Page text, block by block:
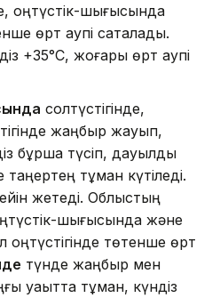
оңтүстік-шығысында
өрт қаупі сақталады.
+35°C, жоғары өрт қаупі
солтүстігінде,
жаңбыр жауып,
бұршақ түсіп, дауылды
тұман күтіледі.
жетеді. Облыстың
шығысында және
төтенше өрт
түнде жаңбыр мен
уақытта тұман, күндіз